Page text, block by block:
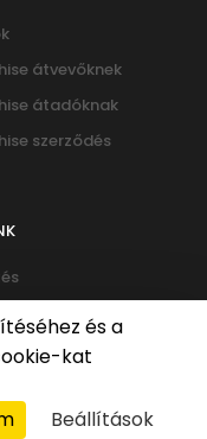
átvevőknek
átadóknak
szerződés
irányelvek
és a
kat
Beállítások